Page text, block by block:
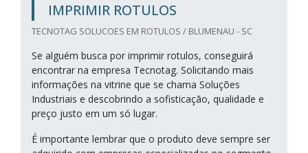
IMPRIMIR ROTULOS
TECNOTAG SOLUCOES EM ROTULOS / BLUMENAU - SC
Se alguém busca por imprimir rotulos, conseguirá
encontrar na empresa Tecnotag. Solicitando mais
informações na vitrine que se chama Soluções
Industriais e descobrindo a sofisticação, qualidade e
preço justo em um só lugar.
É importante lembrar que o produto deve sempre ser